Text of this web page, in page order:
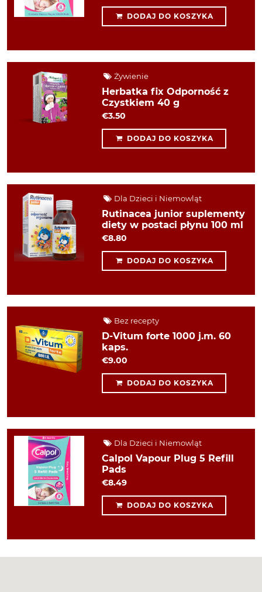
DODAJ DO KOSZYKA
Żywienie
Herbatka fix Odporność z
Czystkiem 40 g
€3.50
DODAJ DO KOSZYKA
Dla Dzieci i Niemowląt
Rutinacea junior suplementy
diety w postaci płynu 100 ml
€8.80
DODAJ DO KOSZYKA
Bez recepty
D-Vitum forte 1000 j.m. 60
kaps.
€9.00
DODAJ DO KOSZYKA
Dla Dzieci i Niemowląt
Calpol Vapour Plug 5 Refill
Pads
€8.49
DODAJ DO KOSZYKA